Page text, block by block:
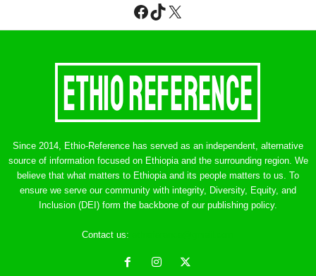
Facebook
TikTok
X
Since 2014, Ethio-Reference has served as an independent, alternative
source of information focused on Ethiopia and the surrounding region. We
believe that what matters to Ethiopia and its people matters to us. To
ensure we serve our community with integrity, Diversity, Equity, and
Inclusion (DEI) form the backbone of our publishing policy.
Contact us: